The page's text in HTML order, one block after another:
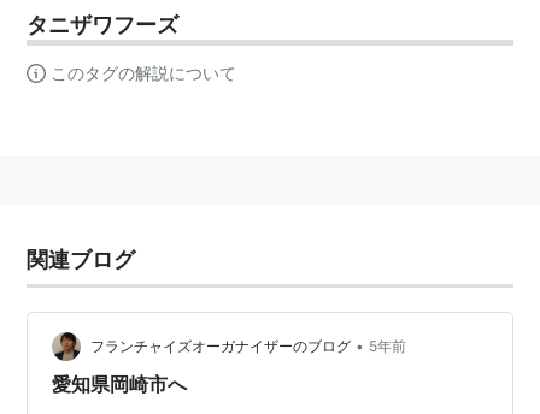
タニザワフーズ
このタグの解説について
関連ブログ
フランチャイズオーガナイザーのブログ • 5年前
愛知県岡崎市へ